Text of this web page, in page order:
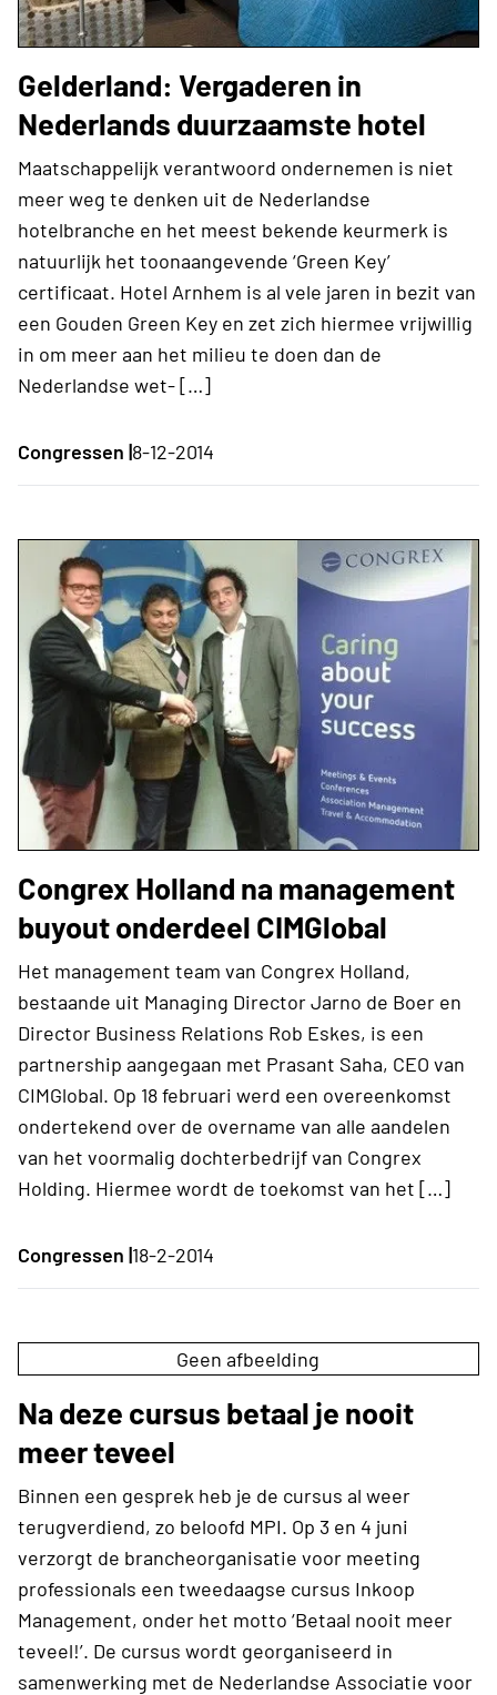
Gelderland: Vergaderen in
Nederlands duurzaamste hotel
Maatschappelijk verantwoord ondernemen is niet
meer weg te denken uit de Nederlandse
hotelbranche en het meest bekende keurmerk is
natuurlijk het toonaangevende ‘Green Key’
certificaat. Hotel Arnhem is al vele jaren in bezit van
een Gouden Green Key en zet zich hiermee vrijwillig
in om meer aan het milieu te doen dan de
Nederlandse wet- […]
Congressen |8-12-2014
Congrex Holland na management
buyout onderdeel CIMGlobal
Het management team van Congrex Holland,
bestaande uit Managing Director Jarno de Boer en
Director Business Relations Rob Eskes, is een
partnership aangegaan met Prasant Saha, CEO van
CIMGlobal. Op 18 februari werd een overeenkomst
ondertekend over de overname van alle aandelen
van het voormalig dochterbedrijf van Congrex
Holding. Hiermee wordt de toekomst van het […]
Congressen |18-2-2014
Geen afbeelding
Na deze cursus betaal je nooit
meer teveel
Binnen een gesprek heb je de cursus al weer
terugverdiend, zo beloofd MPI. Op 3 en 4 juni
verzorgt de brancheorganisatie voor meeting
professionals een tweedaagse cursus Inkoop
Management, onder het motto ‘Betaal nooit meer
teveel!’. De cursus wordt georganiseerd in
samenwerking met de Nederlandse Associatie voor